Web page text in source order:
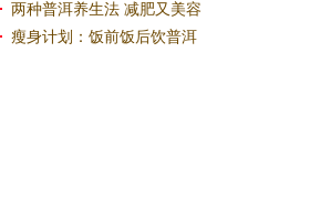
两种普洱养生法 减肥又美容
瘦身计划：饭前饭后饮普洱